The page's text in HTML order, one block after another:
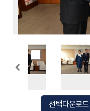
선택다운로드